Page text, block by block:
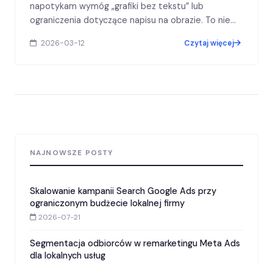
napotykam wymóg „grafiki bez tekstu” lub
ograniczenia dotyczące napisu na obrazie. To nie
2026-03-12 Czytaj więcej
NAJNOWSZE POSTY
Skalowanie kampanii Search Google Ads przy
ograniczonym budżecie lokalnej firmy
2026-07-21
Segmentacja odbiorców w remarketingu Meta Ads
dla lokalnych usług